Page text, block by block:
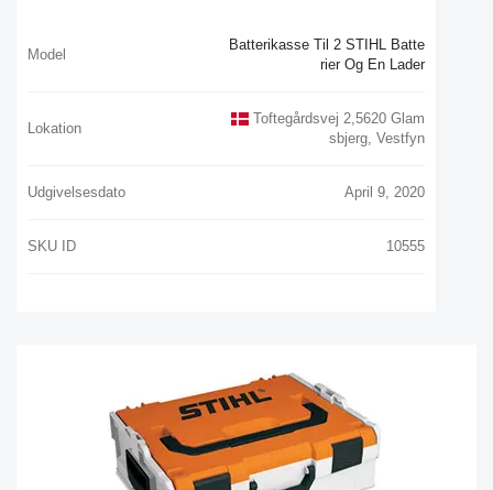
Model
Batterikasse Til 2 STIHL Batte
Rier Og En Lader
Lokation
Toftegårdsvej 2,5620 Glam
Sbjerg, Vestfyn
Udgivelsesdato April 9, 2020
SKU ID 10555